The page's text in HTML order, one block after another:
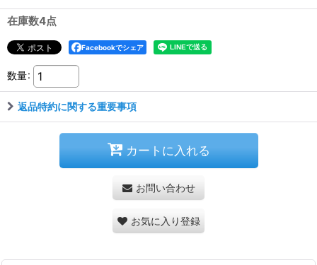
在庫数4点
Facebookでシェア
数量:
返品特約に関する重要事項
カートに入れる
お問い合わせ
お気に入り登録